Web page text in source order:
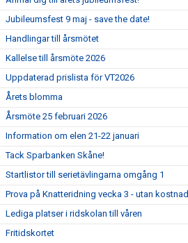
STÖTTA TORNS
LEKTIONSPLANERING RIDSKOLA
Jubileumsfest 9 maj - save the date!
Handlingar till årsmötet
Kallelse till årsmöte 2026
Uppdaterad prislista för VT2026
Årets blomma
Årsmöte 25 februari 2026
Information om elen 21-22 januari
Tack Sparbanken Skåne!
Startlistor till serietävlingarna omgång 1
Prova på Knatteridning vecka 3 - utan kostnad
Lediga platser i ridskolan till våren
Fritidskortet